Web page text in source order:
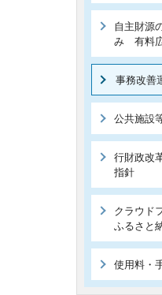
自主財源
み 有料
事務改善
公共施設
行財政改
指針
クラウド
ふるさと
使用料・